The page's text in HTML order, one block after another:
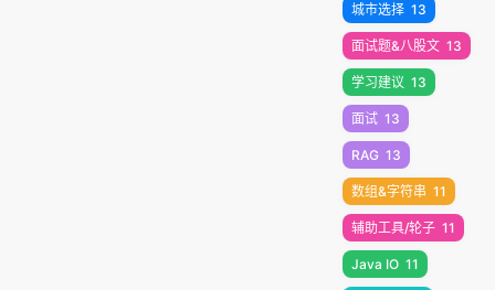
城市选择 13
面试题&八股文 13
学习建议 13
面试 13
RAG 13
数组&字符串 11
辅助工具/轮子 11
Java IO 11